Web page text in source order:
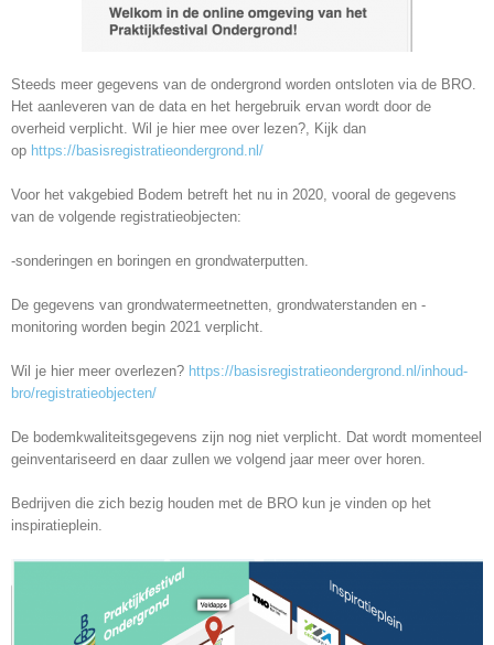
Steeds meer gegevens van de ondergrond worden ontsloten via de BRO.
Het aanleveren van de data en het hergebruik ervan wordt door de
overheid verplicht. Wil je hier mee over lezen?, Kijk dan
op https://basisregistratieondergrond.nl/
Voor het vakgebied Bodem betreft het nu in 2020, vooral de gegevens
van de volgende registratieobjecten:
-sonderingen en boringen en grondwaterputten.
De gegevens van grondwatermeetnetten, grondwaterstanden en -
monitoring worden begin 2021 verplicht.
Wil je hier meer overlezen? https://basisregistratieondergrond.nl/inhoud-
bro/registratieobjecten/
De bodemkwaliteitsgegevens zijn nog niet verplicht. Dat wordt momenteel
geinventariseerd en daar zullen we volgend jaar meer over horen.
Bedrijven die zich bezig houden met de BRO kun je vinden op het
inspiratieplein.